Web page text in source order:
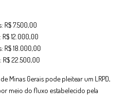
R$ 7.500,00
12.000,00
R$ 18.000,00
R$ 22.500,00
Minas Gerais pode pleitear um LRPD,
meio do fluxo estabelecido pela